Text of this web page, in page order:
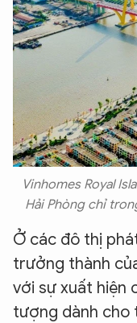
Vinhomes Royal
Hải Phòng chỉ
Ở các đô thị
trưởng thành
với sự xuất hiện
tượng dành cho